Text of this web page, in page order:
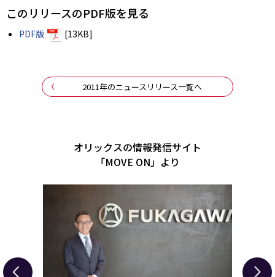
このリリースのPDF版を見る
PDF版 [13KB]
2011年のニュースリリース一覧へ
オリックスの情報発信サイト
「MOVE ON」より